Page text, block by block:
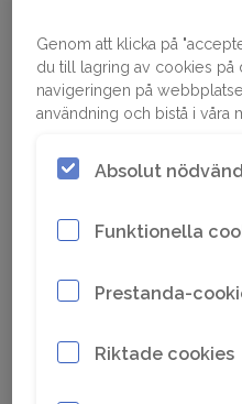
Att ha en etisk
Våra Speak Up-
en kultur där problem
fram, ansvarstagande
byggs upp. Vi
som möjligt och
repressalier mot
missförhållanden till oss.
Klicka på länkarna
Rapportera
Genom att klicka på
du till lagring av cookies på
navigeringen på
användning och bistå i våra
Absolut
Funktionella
Prestanda-
Riktade cookies